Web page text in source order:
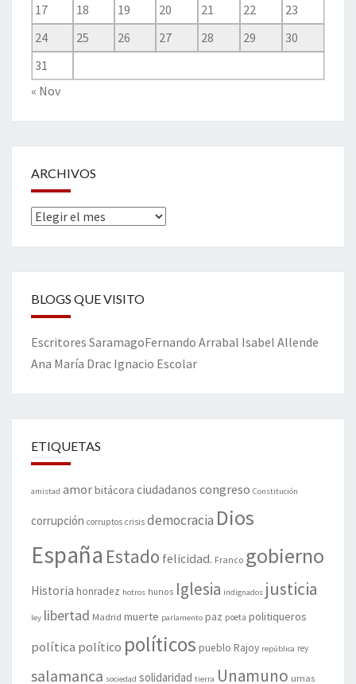
17
18 19 20 21 22
23
24
25 26 27 28 29
30
31
« Nov
ARCHIVOS
Archivos
BLOGS QUE VISITO
Escritores SaramagoFernando Arrabal Isabel Allende
Ana María Drac Ignacio Escolar
ETIQUETAS
amistad amorbitácora ciudadanos congreso Constitución
corrupción corruptos crisis democracia Dios
España Estado felicidad. Franco gobierno
Historia honradez hotros hunos Iglesia indignados justicia
ley libertad Madrid muerte parlamento paz poeta politiqueros
política político políticos pueblo Rajoy república rey
salamanca sociedad solidaridad tierra Unamuno urnas